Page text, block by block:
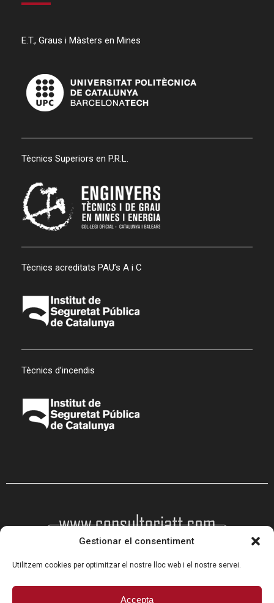
Gestionar el consentiment
Utilitzem cookies per optimitzar el nostre lloc web i el nostre servei.
Accepta
E.T., Graus i Màsters en Mines
Tècnics Superiors en P.R.L.
Tècnics acreditats PAU’s A i C
Tècnics d’incendis
Programa Kit Digital cofinanciado por los fondos Next
Generation (EU) del mecanismo de recuperación y